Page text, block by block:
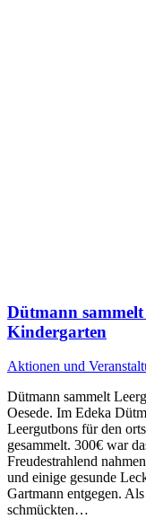
Dütmann
Kindergarten
Aktionen und
Dütmann sammelt
Oesede. Im Edeka
Leergutbons für den
gesammelt. 300€ war
Freudestrahlend
und einige gesunde
Gartmann entgegen.
schmückten…